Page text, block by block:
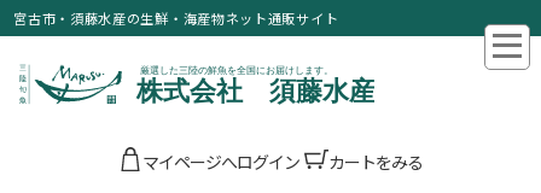
宮古市・須藤水産の生鮮・海産物ネット通販サイト
マイページへログイン カートをみる